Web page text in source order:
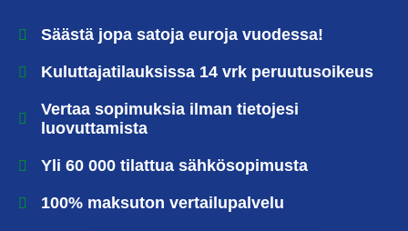
Säästä jopa satoja euroja vuodessa!
Kuluttajatilauksissa 14 vrk peruutusoikeus
Vertaa sopimuksia ilman tietojesi
luovuttamista
Yli 60 000 tilattua sähkösopimusta
100% maksuton vertailupalvelu